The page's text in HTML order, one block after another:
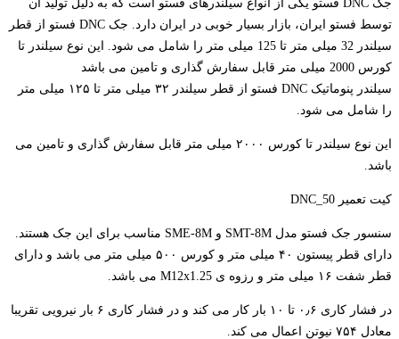
جک DNC فستو یکی از انواع سیلندرهای فستو است که به دلیل تولید آن
توسط فستو ایران، بازار بسیار خوبی در ایران دارد. جک DNC فستو از قطر
سیلندر 32 میلی متر تا 125 میلی متر را شامل می شود. این نوع سیلندر تا
کورس 2000 میلی متر قابل سفارش گذاری و تامین می باشد
سیلندر پنوماتیک DNC فستو از قطر سیلندر ۳۲ میلی متر تا ۱۲۵ میلی متر
را شامل می شود.
این نوع سیلندر تا کورس ۲۰۰۰ میلی متر قابل سفارش گذاری و تامین می
باشد.
کیت تعمیر DNC_50
سنسور جک فستو مدل SMT-8M و SME-8M مناسب برای این جک هستند.
دارای قطر پیستون ۴۰ میلی متر و کورس ۵۰۰ میلی متر می باشد و دارای
قطر شفت ۱۶ میلی متر و رزوه ی M12x1.25 می باشد.
در فشار کاری ۰٫۶ تا ۱۰ بار کار می کند و در فشار کاری ۶ بار نیرویی تقریبا
معادل ۷۵۴ نیوتن اعمال می کند.